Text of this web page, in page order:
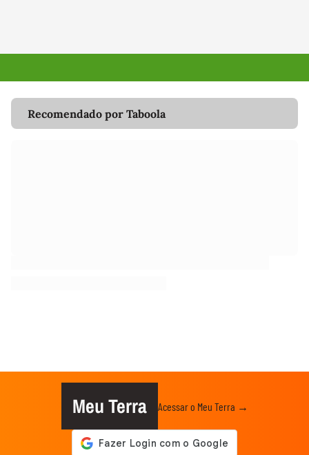
Recomendado por Taboola
Meu Terra Acessar o Meu Terra →